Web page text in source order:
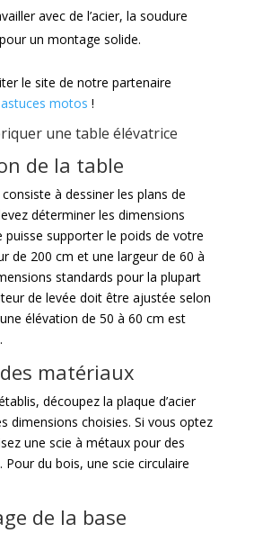
avec de l’acier, la soudure
un montage solide.
le site de notre partenaire
motos !
une table élévatrice
de la table
à dessiner les plans de
déterminer les dimensions
puisse supporter le poids de votre
de 200 cm et une largeur de 60 à
standards pour la plupart
de levée doit être ajustée selon
élévation de 50 à 60 cm est
matériaux
découpez la plaque d’acier
dimensions choisies. Si vous optez
une scie à métaux pour des
Pour du bois, une scie circulaire
de la base